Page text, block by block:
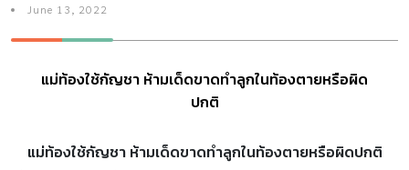
June 13, 2022
แม่ท้องใช้กัญชา ห้ามเด็ดขาดทำลูกในท้องตายหรือผิด
ปกติ
แม่ท้องใช้กัญชา ห้ามเด็ดขาดทำลูกในท้องตายหรือผิดปกติ